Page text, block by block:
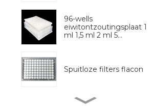
96-wells
eiwitontzoutingsplaat 1
ml 1,5 ml 2 ml 5...
Spuitloze filters flacon
Volledig